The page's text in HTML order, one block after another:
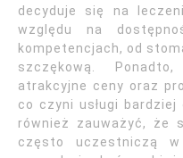
decyduje się na
względu na
kompetencjach, od
szczękową.
atrakcyjne ceny oraz
co czyni usługi
również zauważyć, że
często uczestniczą